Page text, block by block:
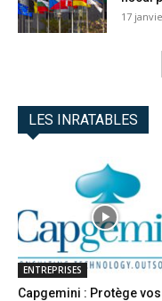
17
LES INRATABLES
ENTREPRISES
Capgemini : Protège vos